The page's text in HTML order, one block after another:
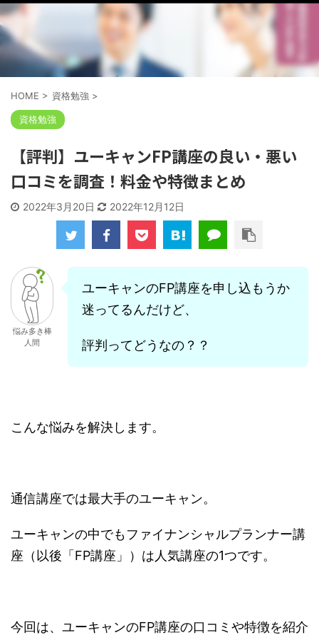
HOME > 資格勉強 >
資格勉強
【評判】ユーキャンFP講座の良い・悪い
口コミを調査！料金や特徴まとめ
2022年3月20日 2022年12月12日
悩み多き棒
人間
ユーキャンのFP講座を申し込もうか
迷ってるんだけど、
評判ってどうなの？？
こんな悩みを解決します。
通信講座では最大手のユーキャン。
ユーキャンの中でもファイナンシャルプランナー講
座（以後「FP講座」）は人気講座の1つです。
今回は、ユーキャンのFP講座の口コミや特徴を紹介